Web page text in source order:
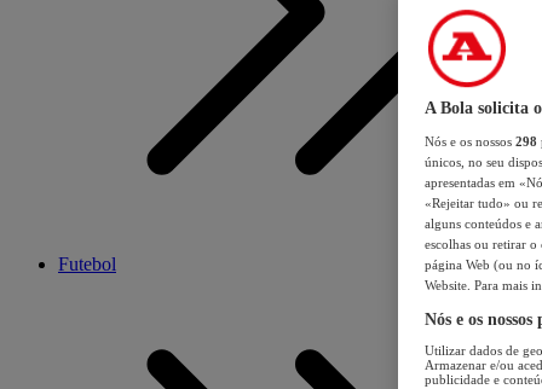
Futebol
A Bola solicita
Nós e os nossos 298
únicos, no seu
apresentadas em
«Rejeitar tudo» ou
alguns conteúdos e
escolhas ou retirar
página Web (ou no
Website. Para mais
Nós e os
Utilizar dados de
Armazenar e/ou
publicidade e